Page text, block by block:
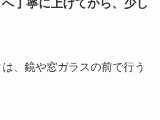
丁寧に上げてから、少し
、鏡や窓ガラスの前で行う